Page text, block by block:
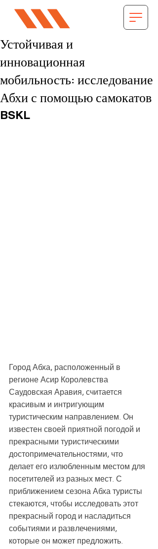
Устойчивая и
инновационная
мобильность: исследование
Абхи с помощью самокатов
BSKL
Город Абха, расположенный в
регионе Асир Королевства
Саудовская Аравия, считается
красивым и интригующим
туристическим направлением. Он
известен своей приятной погодой и
прекрасными туристическими
достопримечательностями, что
делает его излюбленным местом для
посетителей из разных мест. С
приближением сезона Абха туристы
стекаются, чтобы исследовать этот
прекрасный город и насладиться
событиями и развлечениями,
которые он может предложить.